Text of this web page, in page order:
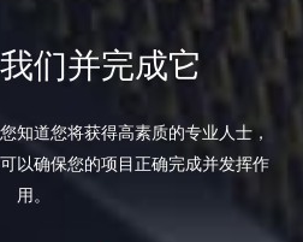
们并完成它
知道您将获得高素质的专业人士，
以确保您的项目正确完成并发挥作
用。